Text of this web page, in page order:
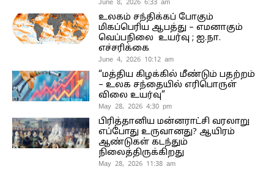
June 8, 2026 6:33 am
உலகம் சந்திக்கப் போகும்
மிகப்பெரிய ஆபத்து – எமனாகும்
வெப்பநிலை உயர்வு ; ஐ.நா.
எச்சரிக்கை
June 4, 2026 10:12 am
“மத்திய கிழக்கில் மீண்டும் பதற்றம்
– உலக சந்தையில் எரிபொருள்
விலை உயர்வு”
May 28, 2026 4:30 pm
பிரித்தானிய மன்னராட்சி வரலாறு
எப்போது உருவானது? ஆயிரம்
ஆண்டுகள் கடந்தும்
நிலைத்திருக்கிறது
May 28, 2026 11:38 am